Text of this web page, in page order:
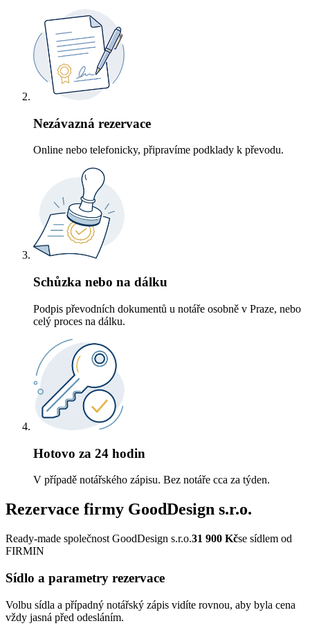
Nezávazná rezervace
Online nebo telefonicky, připravíme podklady k převodu.
Schůzka nebo na dálku
Podpis převodních dokumentů u notáře osobně v Praze, nebo
celý proces na dálku.
Hotovo za 24 hodin
V případě notářského zápisu. Bez notáře cca za týden.
Rezervace firmy GoodDesign s.r.o.
Ready-made společnost GoodDesign s.r.o.31 900 Kčse sídlem od
FIRMIN
Sídlo a parametry rezervace
Volbu sídla a případný notářský zápis vidíte rovnou, aby byla cena
vždy jasná před odesláním.